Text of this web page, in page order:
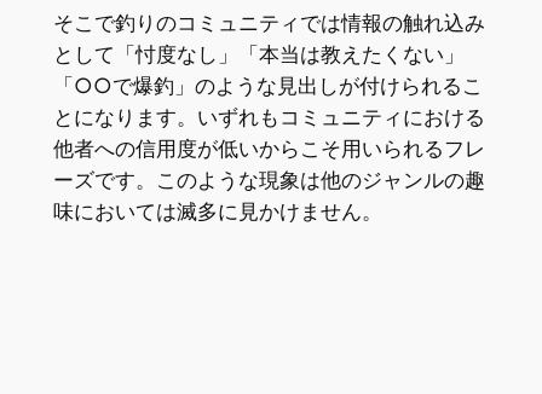
そこで釣りのコミュニティでは情報の触れ込み
として「忖度なし」「本当は教えたくない」
「○○で爆釣」のような見出しが付けられるこ
とになります。いずれもコミュニティにおける
他者への信用度が低いからこそ用いられるフレ
ーズです。このような現象は他のジャンルの趣
味においては滅多に見かけません。